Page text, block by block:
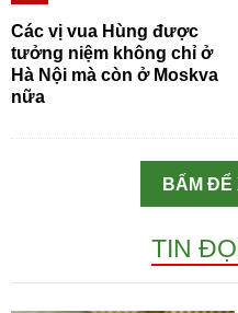
Các vị vua Hùng được
tưởng niệm không chỉ ở
Hà Nội mà còn ở Moskva
nữa
BẤM ĐỂ
TIN